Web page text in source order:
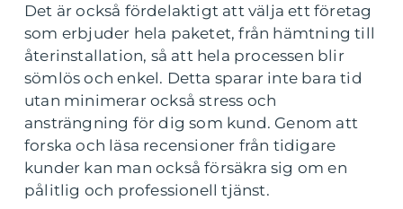
Det är också fördelaktigt att välja ett företag
som erbjuder hela paketet, från hämtning till
återinstallation, så att hela processen blir
sömlös och enkel. Detta sparar inte bara tid
utan minimerar också stress och
ansträngning för dig som kund. Genom att
forska och läsa recensioner från tidigare
kunder kan man också försäkra sig om en
pålitlig och professionell tjänst.